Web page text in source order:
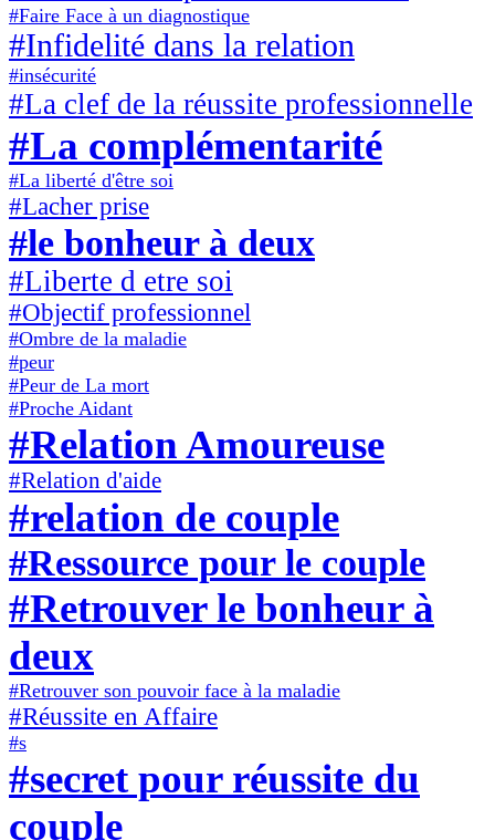
#Faire Face à un diagnostique
#Infidelité dans la relation
#insécurité
#La clef de la réussite professionnelle
#La complémentarité
#La liberté d'être soi
#Lacher prise
#le bonheur à deux
#Liberte d etre soi
#Objectif professionnel
#Ombre de la maladie
#peur
#Peur de La mort
#Proche Aidant
#Relation Amoureuse
#Relation d'aide
#relation de couple
#Ressource pour le couple
#Retrouver le bonheur à
deux
#Retrouver son pouvoir face à la maladie
#Réussite en Affaire
#s
#secret pour réussite du
couple